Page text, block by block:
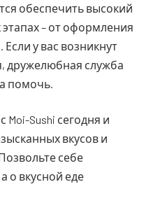
обеспечить высокий
– от оформления
Если у вас возникнут
дружелюбная служба
помочь.
Moi-Sushi сегодня и
вкусов и
себе
о вкусной еде